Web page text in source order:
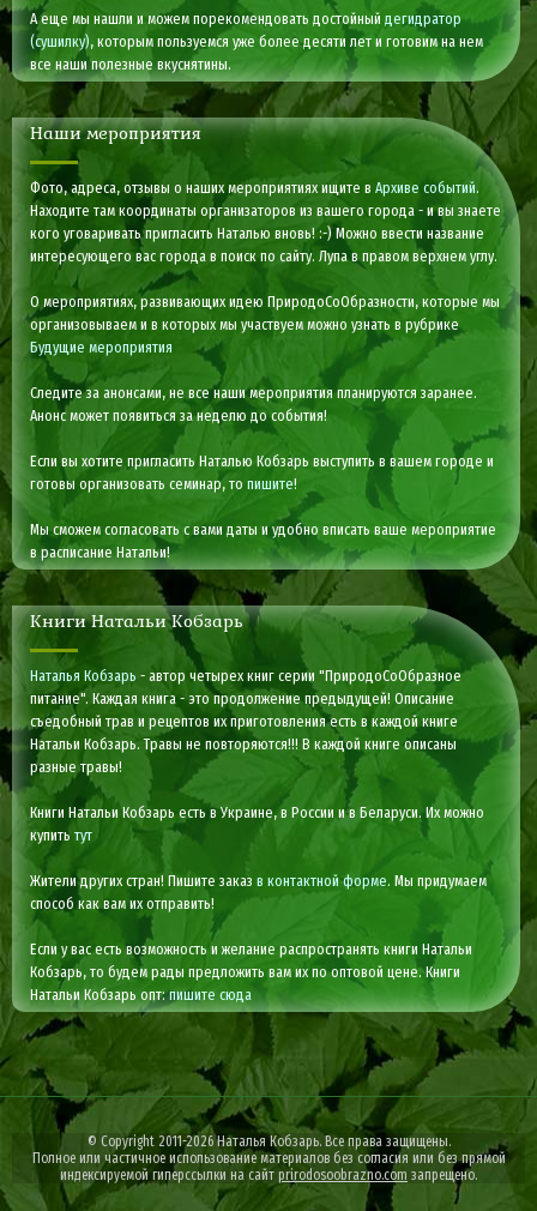
А еще мы нашли и можем порекомендовать достойныйдегидратор
(сушилку), которым пользуемся уже более десяти лет и готовим на нем
все наши полезные вкуснятины.
Наши мероприятия
Фото, адреса, отзывы о наших мероприятиях ищите вАрхиве событий.
Находите там координаты организаторов из вашего города - и вы знаете
кого уговаривать пригласить Наталью вновь! :-) Можно ввести название
интересующего вас города в поиск по сайту. Лупа в правом верхнем углу.
О мероприятиях, развивающих идею ПриродоСоОбразности, которые мы
организовываем и в которых мы участвуем можно узнать в рубрике
Будущие мероприятия
Следите за анонсами, не все наши мероприятия планируются заранее.
Анонс может появиться за неделю до события!
Если вы хотите пригласить Наталью Кобзарь выступить в вашем городе и
готовы организовать семинар, топишите!
Мы сможем согласовать с вами даты и удобно вписать ваше мероприятие
в расписание Натальи!
Книги Натальи Кобзарь
Наталья Кобзарь - автор четырех книг серии "ПриродоСоОбразное
питание". Каждая книга - это продолжение предыдущей! Описание
съедобный трав и рецептов их приготовления есть в каждой книге
Натальи Кобзарь. Травы не повторяются!!! В каждой книге описаны
разные травы!
Книги Натальи Кобзарь есть в Украине, в России и в Беларуси. Их можно
купитьтут
Жители других стран! Пишите заказв контактной форме. Мы придумаем
способ как вам их отправить!
Если у вас есть возможность и желание распространять книги Натальи
Кобзарь, то будем рады предложить вам их по оптовой цене. Книги
Натальи Кобзарь опт:пишите сюда
© Copyright 2011-2026 Наталья Кобзарь. Все права защищены.
Полное или частичное использование материалов без согласия или без прямой
индексируемой гиперссылки на сайт prirodosoobrazno.com запрещено.